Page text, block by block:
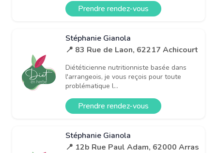
Prendre rendez-vous
Stéphanie Gianola
📍 83 Rue de Laon, 62217 Achicourt
Diététicienne nutritionniste basée dans
l'arrangeois, je vous reçois pour toute
problématique l...
Prendre rendez-vous
Stéphanie Gianola
📍 12b Rue Paul Adam, 62000 Arras